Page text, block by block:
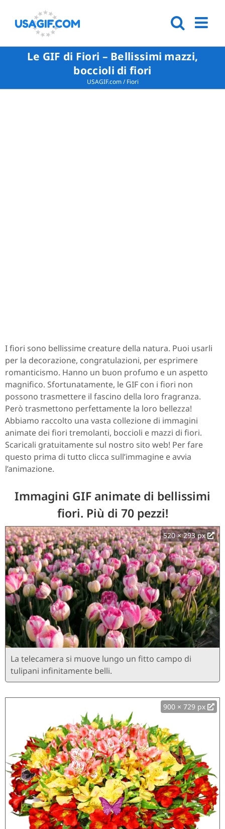
Le GIF di Fiori – Bellissimi mazzi,
boccioli di fiori
USAGIF.com/Fiori
I fiori sono bellissime creature della natura. Puoi usarli
per la decorazione, congratulazioni, per esprimere
romanticismo. Hanno un buon profumo e un aspetto
magnifico. Sfortunatamente, le GIF con i fiori non
possono trasmettere il fascino della loro fragranza.
Però trasmettono perfettamente la loro bellezza!
Abbiamo raccolto una vasta collezione di immagini
animate dei fiori tremolanti, boccioli e mazzi di fiori.
Scaricali gratuitamente sul nostro sito web! Per fare
questo prima di tutto clicca sull’immagine e avvia
l’animazione.
Immagini GIF animate di bellissimi
fiori. Più di 70 pezzi!
520 × 293 px
La telecamera si muove lungo un fitto campo di
tulipani infinitamente belli.
900 × 729 px